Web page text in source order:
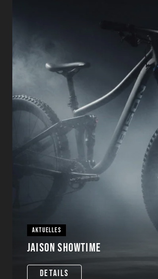
AKTUELLES
JAISON SHOWTIME
DETAILS